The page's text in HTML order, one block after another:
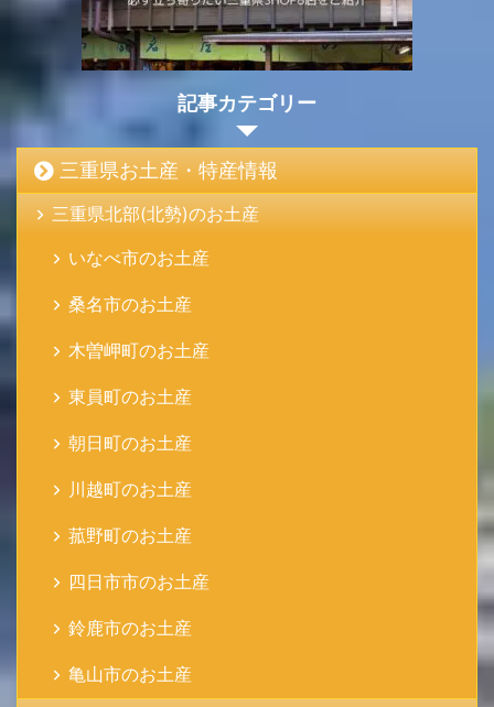
記事カテゴリー
三重県お土産・特産情報
三重県北部(北勢)のお土産
いなべ市のお土産
桑名市のお土産
木曽岬町のお土産
東員町のお土産
朝日町のお土産
川越町のお土産
菰野町のお土産
四日市市のお土産
鈴鹿市のお土産
亀山市のお土産